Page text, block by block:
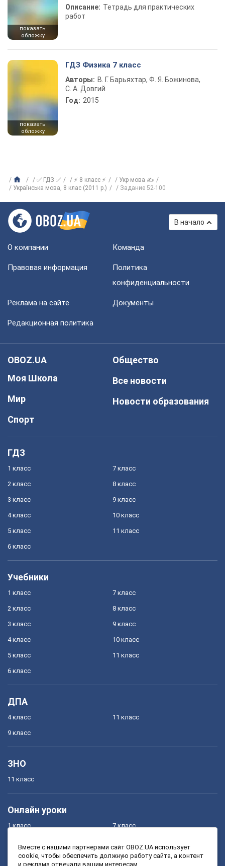
показать
обложку
Описание: Тетрадь для практических
работ
показать
обложку
ГДЗ Физика 7 класс
Авторы: В. Г. Барьяхтар, Ф. Я. Божинова,
С. А. Довгий
Год: 2015
✅ ГДЗ ✅ ⚡ 8 класс ⚡
Укр мова ✍
Українська мова, 8 клас (2011 р.)
Задание 52-100
В начало
О компании Команда
Правовая информация
Политика
конфиденциальности
Реклама на сайте Документы
Редакционная политика
OBOZ.UA
Моя Школа
Мир
Спорт
Общество
Все новости
Новости образования
ГДЗ
1 класс
2 класс
3 класс
4 класс
5 класс
6 класс
7 класс
8 класс
9 класс
10 класс
11 класс
Учебники
1 класс
2 класс
3 класс
4 класс
5 класс
6 класс
7 класс
8 класс
9 класс
10 класс
11 класс
ДПА
4 класс
9 класс
11 класс
ЗНО
11 класс
Онлайн уроки
1 класс
3 класс
7 класс
9 класс
Вместе с нашими партнерами сайт OBOZ.UA использует
cookie, чтобы обеспечить должную работу сайта, а контент
и реклама отвечали вашим интересам.